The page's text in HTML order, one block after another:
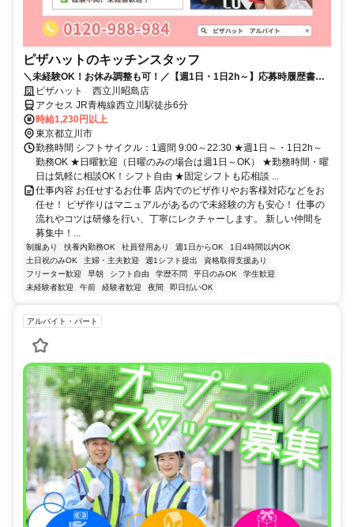
ピザハットのキッチンスタッフ
＼未経験OK！お休み調整も可！／【週1日・1日2h～】応募時履歴書不
要！ピザハット 西立川昭島店
アクセス JR青梅線西立川駅徒歩6分
時給1,230円以上
東京都立川市
勤務時間 シフトサイクル：1週間 9:00～22:30 ★週1日～・1日2h～
勤務OK ★日曜歓迎（日曜のみの場合は週1日～OK） ★勤務時間・曜
日は気軽に相談OK！シフト自由 ★固定シフトも応相談 ...
仕事内容 お任せするお仕事 店内でのピザ作りやお客様対応などをお
任せ！ ピザ作りはマニュアルがあるので未経験の方も安心！ 仕事の
流れやコツは研修を行い、丁寧にレクチャーします。 新しい仲間を
募集中！...
制服あり 扶養内勤務OK 社員登用あり 週1日からOK
1日4時間以内OK
土日祝のみOK
主婦・主夫歓迎 週1シフト提出
資格取得支援あり
フリーター歓迎
早朝 シフト自由 学歴不問 平日のみOK
学生歓迎
未経験者歓迎
午前 経験者歓迎 夜間 即日払いOK
アルバイト・パート